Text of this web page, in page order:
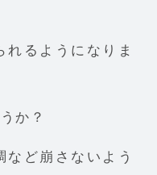
れるようになりま
か？
など崩さないよう